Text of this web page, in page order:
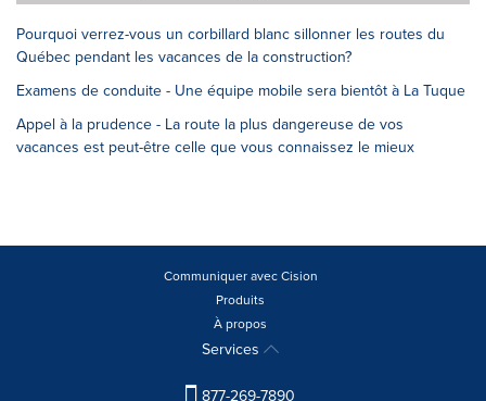
Pourquoi verrez-vous un corbillard blanc sillonner les routes du
Québec pendant les vacances de la construction?
Examens de conduite - Une équipe mobile sera bientôt à La Tuque
Appel à la prudence - La route la plus dangereuse de vos
vacances est peut-être celle que vous connaissez le mieux
Communiquer avec Cision
Produits
À propos
Services
877-269-7890